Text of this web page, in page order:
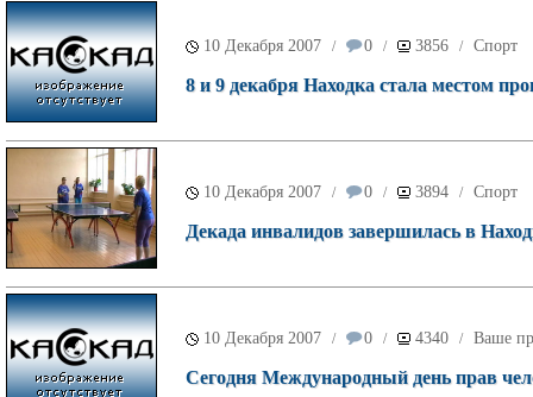
10 Декабря 2007 / 0 / 3856 / Спорт
8 и 9 декабря Находка стала местом
10 Декабря 2007 / 0 / 3894 / Спорт
Декада инвалидов завершилась в
10 Декабря 2007 / 0 / 4340 / Ваше
Сегодня Международный день прав